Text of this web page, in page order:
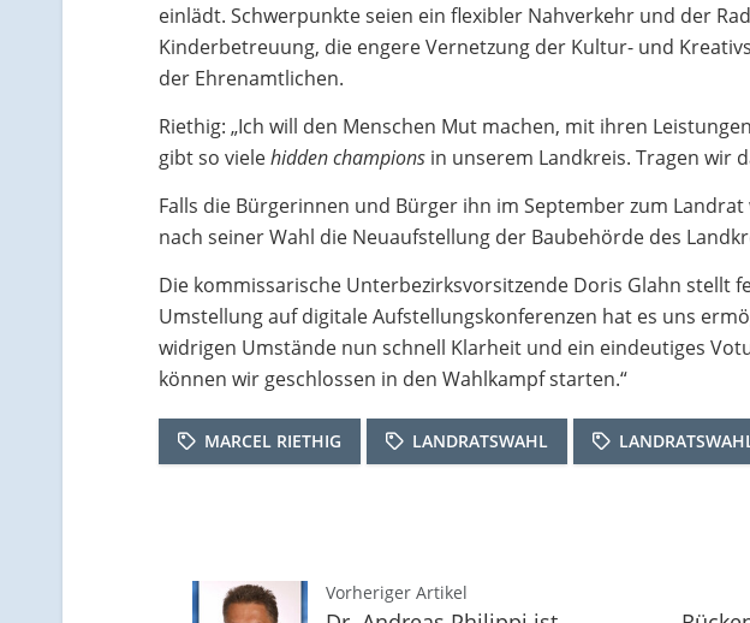
einlädt. Schwerpunkte seien ein flexibler Nahverkehr und der
Kinderbetreuung, die engere Vernetzung der Kultur- und
der Ehrenamtlichen.
Riethig: „Ich will den Menschen Mut machen, mit ihren
gibt so vielehidden champions in unserem Landkreis. Tragen wir
Falls die Bürgerinnen und Bürger ihn im September zum
nach seiner Wahl die Neuaufstellung der Baubehörde des
Die kommissarische Unterbezirksvorsitzende Doris Glahn stellt
Umstellung auf digitale Aufstellungskonferenzen hat es uns
widrigen Umstände nun schnell Klarheit und ein eindeutiges
können wir geschlossen in den Wahlkampf starten.“
MARCEL RIETHIG LANDRATSWAHL
Vorheriger Artikel